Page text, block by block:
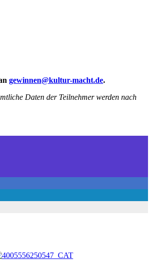
gewinnen@kultur-macht.de.
Daten der Teilnehmer werden nach